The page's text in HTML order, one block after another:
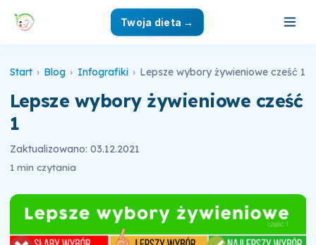
Twoja dieta →
Start › Blog › Infografiki › Lepsze wybory żywieniowe cześć 1
Lepsze wybory żywieniowe cześć
1
Zaktualizowano: 03.12.2021
1 min czytania